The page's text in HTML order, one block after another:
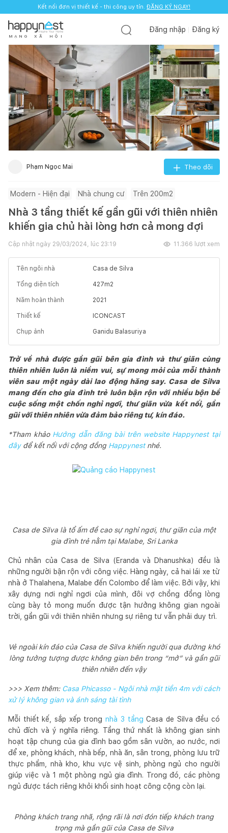
Kết nối đơn vị thiết kế - thi công uy tín. ĐĂNG KÝ NGAY!
M Ạ N G X Ã H Ộ I
Đăng nhập Đăng ký
Phạm Ngọc Mai Theo dõi
Modern - Hiện đại Nhà chung cư Trên 200m2
Nhà 3 tầng thiết kế gần gũi với thiên nhiên
khiến gia chủ hài lòng hơn cả mong đợi
Cập nhật ngày 29/03/2024, lúc 23:19 11.366 lượt xem
Tên ngôi nhà Casa de Silva
Tổng diện tích 427m2
Năm hoàn thành 2021
Thiết kế ICONCAST
Chụp ảnh Ganidu Balasuriya
Trở về nhà được gần gũi bên gia đình và thư giãn cùng
thiên nhiên luôn là niềm vui, sự mong mỏi của mỗi thành
viên sau một ngày dài lao động hăng say. Casa de Silva
mang đến cho gia đình trẻ luôn bận rộn với nhiều bộn bề
cuộc sống một chốn nghỉ ngơi, thư giãn vừa kết nối, gần
gũi với thiên nhiên vừa đảm bảo riêng tư, kín đáo.
*Tham khảo Hướng dẫn đăng bài trên website Happynest tại
đâyđể kết nối với cộng đồng Happynest nhé.
Casa de Silva là tổ ấm đề cao sự nghỉ ngơi, thư giãn của một
gia đình trẻ nằm tại Malabe, Sri Lanka
Chủ nhân của Casa de Silva (Eranda và Dhanushka) đều là
những người bận rộn với công việc. Hàng ngày, cả hai lái xe từ
nhà ở Thalahena, Malabe đến Colombo để làm việc. Bởi vậy, khi
xây dựng nơi nghỉ ngơi của mình, đôi vợ chồng đồng lòng
cùng bày tỏ mong muốn được tận hưởng không gian ngoài
trời, gần gũi với thiên nhiên nhưng sự riêng tư vẫn phải duy trì.
Vẻ ngoài kín đáo của Casa de Silva khiến người qua đường khó
lòng tưởng tượng được không gian bên trong “mở” và gần gũi
thiên nhiên đến vậy
>>> Xem thêm: Casa Phicasso - Ngôi nhà mặt tiền 4m với cách
xử lý không gian và ánh sáng tài tình
Mỗi thiết kế, sắp xếp trongnhà 3 tầng Casa de Silva đều có
chủ đích và ý nghĩa riêng. Tầng thứ nhất là không gian sinh
hoạt tập chung của gia đình bao gồm sân vườn, ao nước, nơi
để xe, phòng khách, nhà bếp, nhà ăn, sân trong, phòng lưu trữ
thực phẩm, nhà kho, khu vực vệ sinh, phòng ngủ cho người
giúp việc và 1 một phòng ngủ gia đình. Trong đó, các phòng
ngủ được tách riêng khỏi khối sinh hoạt công cộng còn lại.
Phòng khách trang nhã, rộng rãi là nơi đón tiếp khách trang
trọng mà gần gũi của Casa de Silva